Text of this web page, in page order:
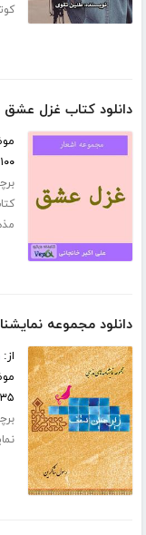
دانلود کتاب غزل
۱۰۰ صفحه
دانلود مجموعه
از:
۳۵ صفحه